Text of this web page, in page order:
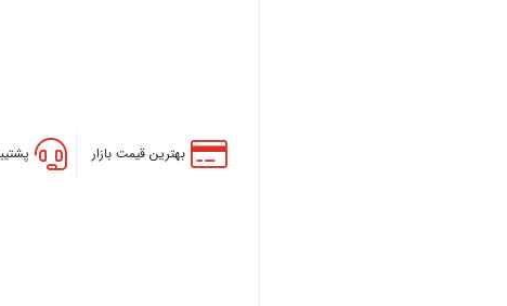
بهترین قیمت بازار پشتیبانی